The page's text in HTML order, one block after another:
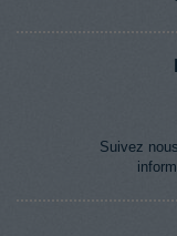
Suivez